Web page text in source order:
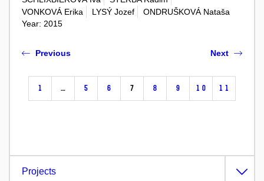
VONKOVÁ Erika
LYSÝ Jozef
ONDRUŠKOVÁ Nataša
Year: 2015
Previous
1 … 5 6 7 8 9 10 11
Next
Projects